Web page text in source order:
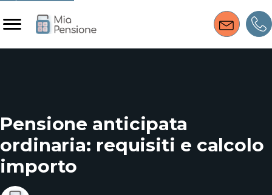
Pensione anticipata
ordinaria: requisiti e calcolo
importo